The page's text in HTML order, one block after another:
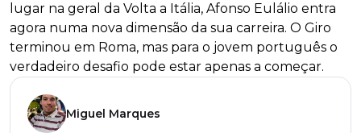
lugar na geral da Volta a Itália, Afonso Eulálio entra
agora numa nova dimensão da sua carreira. O Giro
terminou em Roma, mas para o jovem português o
verdadeiro desafio pode estar apenas a começar.
Miguel Marques